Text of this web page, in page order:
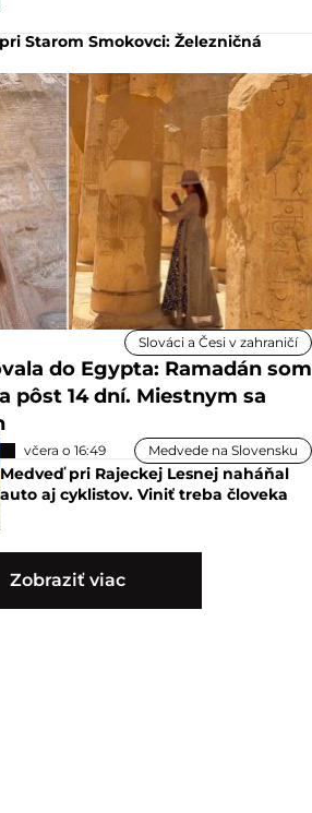
Starom Smokovci: Železničná
Slováci a Česi v zahraničí
do Egypta: Ramadán som
pôst 14 dní. Miestnym sa
včera o 16:49 Medvede na Slovensku
Medveď pri Rajeckej Lesnej naháňal
auto aj cyklistov. Viniť treba človeka
Zobraziť viac